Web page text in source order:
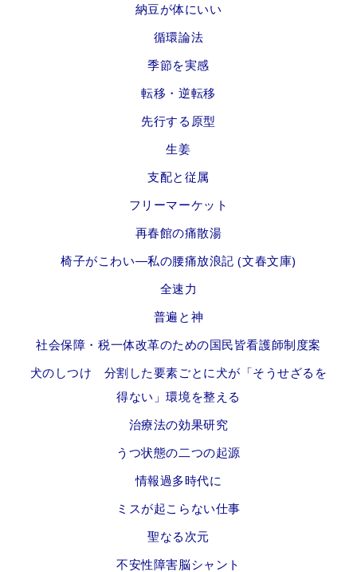
納豆が体にいい
循環論法
季節を実感
転移・逆転移
先行する原型
生姜
支配と従属
フリーマーケット
再春館の痛散湯
椅子がこわい―私の腰痛放浪記 (文春文庫)
全速力
普遍と神
社会保障・税一体改革のための国民皆看護師制度案
犬のしつけ 分割した要素ごとに犬が「そうせざるを
得ない」環境を整える
治療法の効果研究
うつ状態の二つの起源
情報過多時代に
ミスが起こらない仕事
聖なる次元
不安性障害脳シャント